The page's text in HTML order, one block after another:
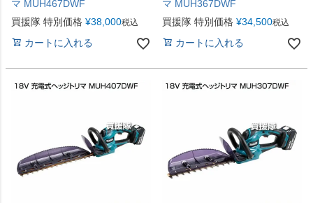
マ MUH467DWF
買援隊 特別価格 ¥38,000税込
カートに入れる
マ MUH367DWF
買援隊 特別価格 ¥34,500税込
カートに入れる